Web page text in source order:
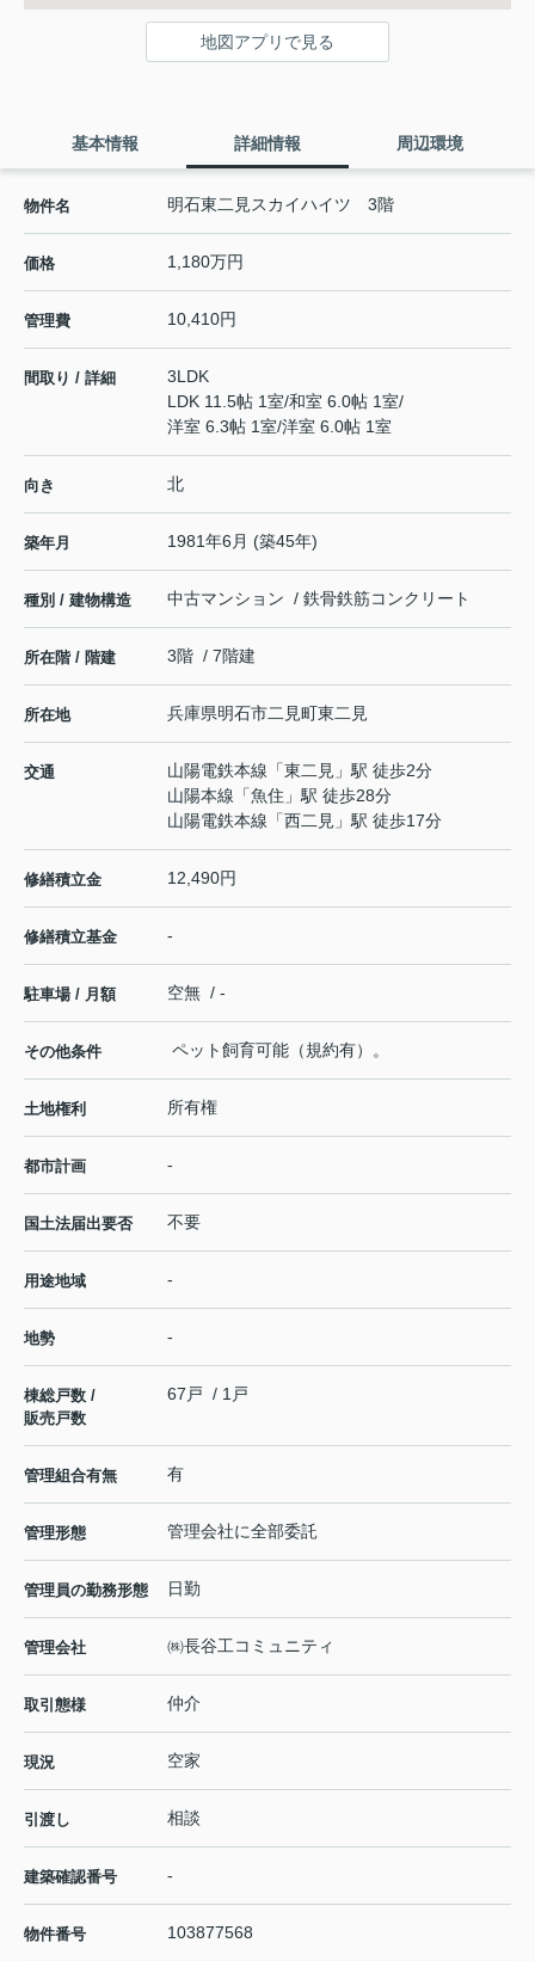
地図アプリで見る
基本情報 詳細情報 周辺環境
物件名 明石東二見スカイハイツ 3階
価格 1,180万円
管理費 10,410円
間取り / 詳細
3LDK
LDK 11.5帖 1室/和室 6.0帖 1室/
洋室 6.3帖 1室/洋室 6.0帖 1室
向き 北
築年月 1981年6月 (築45年)
種別 / 建物構造 中古マンション / 鉄骨鉄筋コンクリート
所在階 / 階建 3階 / 7階建
所在地 兵庫県明石市二見町東二見
交通 山陽電鉄本線 「東二見 」駅 徒歩2分
山陽本線 「魚住 」駅 徒歩28分
山陽電鉄本線 「西二見 」駅 徒歩17分
修繕積立金 12,490円
修繕積立基金 -
駐車場 / 月額 空無 / -
その他条件 ペット飼育可能（規約有）。
土地権利 所有権
都市計画 -
国土法届出要否 不要
用途地域 -
地勢 -
棟総戸数 /
販売戸数
67戸 / 1戸
管理組合有無 有
管理形態 管理会社に全部委託
管理員の勤務形態 日勤
管理会社 ㈱長谷工コミュニティ
取引態様 仲介
現況 空家
引渡し 相談
建築確認番号 -
物件番号 103877568